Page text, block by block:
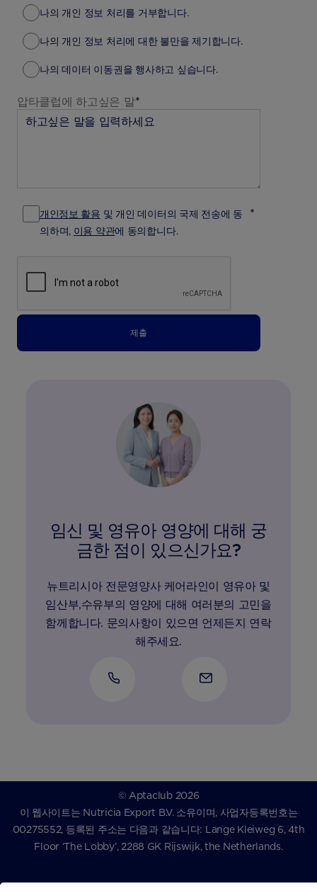
나의 개인 정보 처리를 거부합니다.
나의 개인 정보 처리에 대한 불만을 제기합니다.
나의 데이터 이동권을 행사하고 싶습니다.
압타클럽에 하고싶은 말*
개인정보 활용 및 개인 데이터의 국제 전송에 동
의하며, 이용 약관에 동의합니다.
*
제출
임신 및 영유아 영양에 대해 궁
금한 점이 있으신가요?
뉴트리시아 전문영양사 케어라인이 영유아 및
임산부,수유부의 영양에 대해 여러분의 고민을
함께합니다. 문의사항이 있으면 언제든지 연락
해주세요.
© Aptaclub 2026
이 웹사이트는 Nutricia Export B.V. 소유이며, 사업자등록번호는
00275552, 등록된 주소는 다음과 같습니다: Lange Kleiweg 6, 4th
Floor ‘The Lobby’, 2288 GK Rijswijk, the Netherlands.